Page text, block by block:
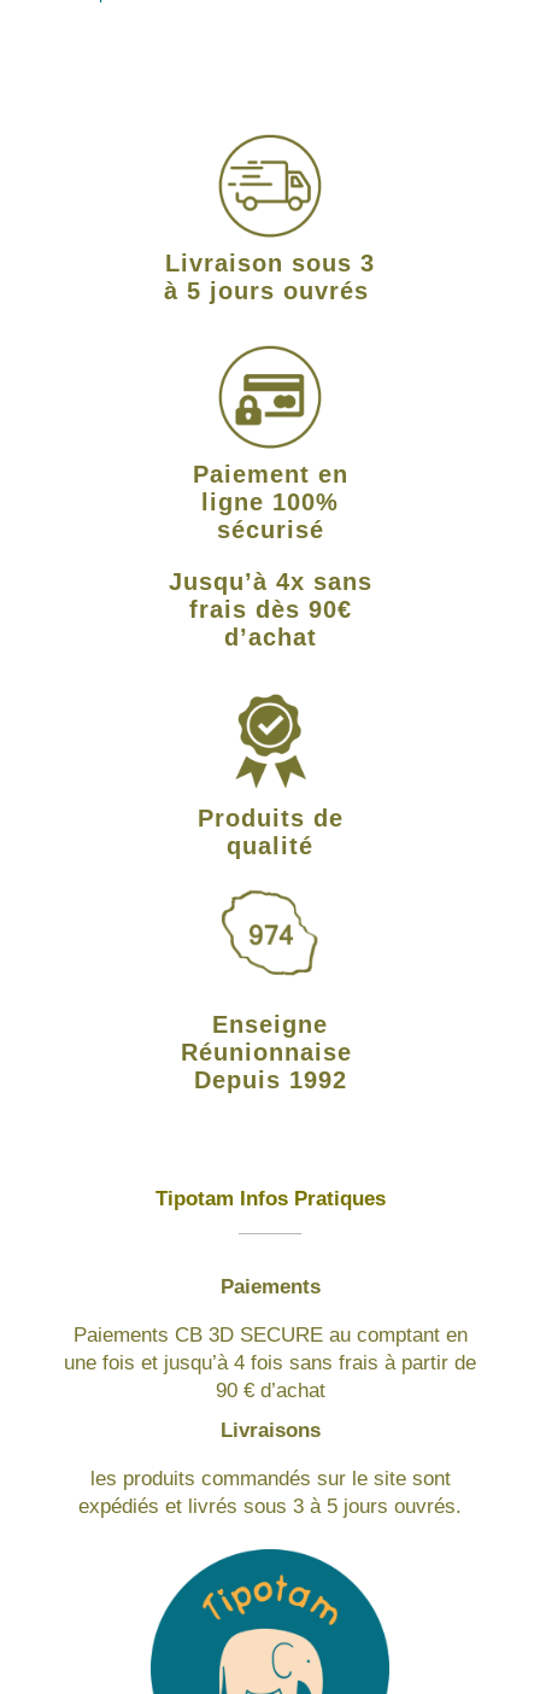
Livraison sous 3
à 5 jours ouvrés
Paiement en
ligne 100%
sécurisé
Jusqu’à 4x sans
frais dès 90€
d’achat
Produits de
qualité
Enseigne
Réunionnaise
Depuis 1992
Tipotam Infos Pratiques
Paiements
Paiements CB 3D SECURE au comptant en
une fois et jusqu’à 4 fois sans frais à partir de
90 € d’achat
Livraisons
les produits commandés sur le site sont
expédiés et livrés sous 3 à 5 jours ouvrés.